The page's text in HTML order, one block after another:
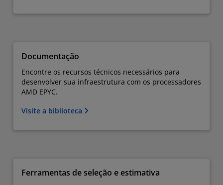
Documentação
Encontre os recursos técnicos necessários para
desenvolver sua infraestrutura com os processadores
AMD EPYC.
Visite a biblioteca
Ferramentas de seleção e estimativa